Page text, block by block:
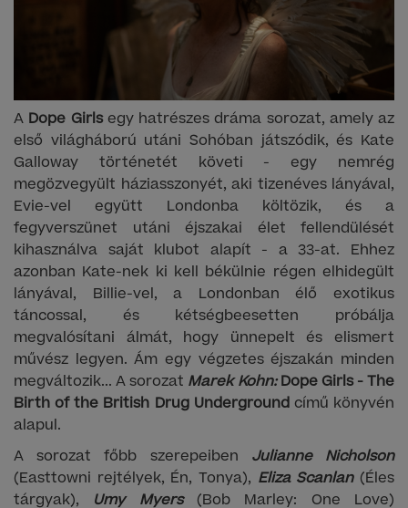
A Dope Girlsegy hatrészes dráma sorozat, amely az
első világháború utáni Sohóban játszódik, és Kate
Galloway történetét követi - egy nemrég
megözvegyült háziasszonyét, aki tizenéves lányával,
Evie-vel együtt Londonba költözik, és a
fegyverszünet utáni éjszakai élet fellendülését
kihasználva saját klubot alapít - a 33-at. Ehhez
azonban Kate-nek ki kell békülnie régen elhidegült
lányával, Billie-vel, a Londonban élő exotikus
táncossal, és kétségbeesetten próbálja
megvalósítani álmát, hogy ünnepelt és elismert
művész legyen. Ám egy végzetes éjszakán minden
megváltozik... A sorozat Marek Kohn: Dope Girls - The
Birth of the British Drug Undergroundcímű könyvén
alapul.
A sorozat főbb szerepeiben Julianne Nicholson
(Easttowni rejtélyek, Én, Tonya), Eliza Scanlan(Éles
tárgyak),
Umy Myers(Bob Marley: One Love)